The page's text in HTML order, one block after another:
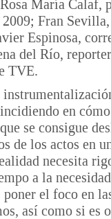
María Calaf,
Fran Sevilla,
Espinosa,
del Río,
TVE.
en
se consigue
de los actos en
necesita
a la
el foco en
así como si es